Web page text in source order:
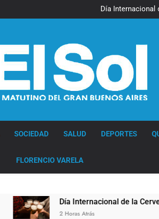
Día Internacional
El frío polar se instala
Día
El frío polar se instala
El Senado aprobó la ley
SOCIEDAD SALUD DEPORTES
FLORENCIO VARELA
Día Internacional de la Cerveza: los
2 Horas Atrás